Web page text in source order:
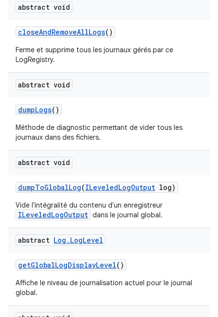
abstract void
closeAndRemoveAllLogs()
Ferme et supprime tous les journaux gérés par ce
LogRegistry.
abstract void
dumpLogs()
Méthode de diagnostic permettant de vider tous les
journaux dans des fichiers.
abstract void
dumpToGlobalLog(ILeveledLogOutput log)
Vide l'intégralité du contenu d'un enregistreur
ILeveledLogOutput dans le journal global.
abstract Log . LogLevel
getGlobalLogDisplayLevel()
Affiche le niveau de journalisation actuel pour le journal
global.